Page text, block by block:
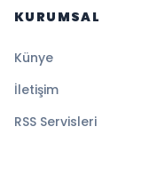
KURUMSAL
Künye
İletişim
RSS Servisleri